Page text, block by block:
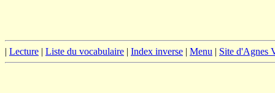
| Lecture | Liste du vocabulaire | Index inverse | Menu | Site d'Agnes